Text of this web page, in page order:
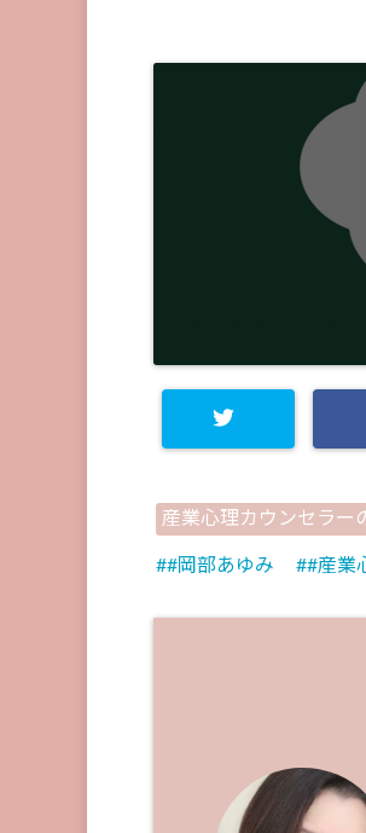
産業心理カウンセラー
#岡部あゆみ #産業